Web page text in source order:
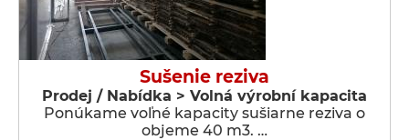
Sušenie reziva
Prodej / Nabídka > Volná výrobní kapacita
Ponúkame voľné kapacity sušiarne reziva o
objeme 40 m3. …